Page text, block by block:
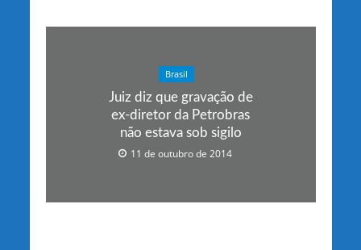
Brasil
Juiz diz que gravação de
ex-diretor da Petrobras
não estava sob sigilo
11 de outubro de 2014